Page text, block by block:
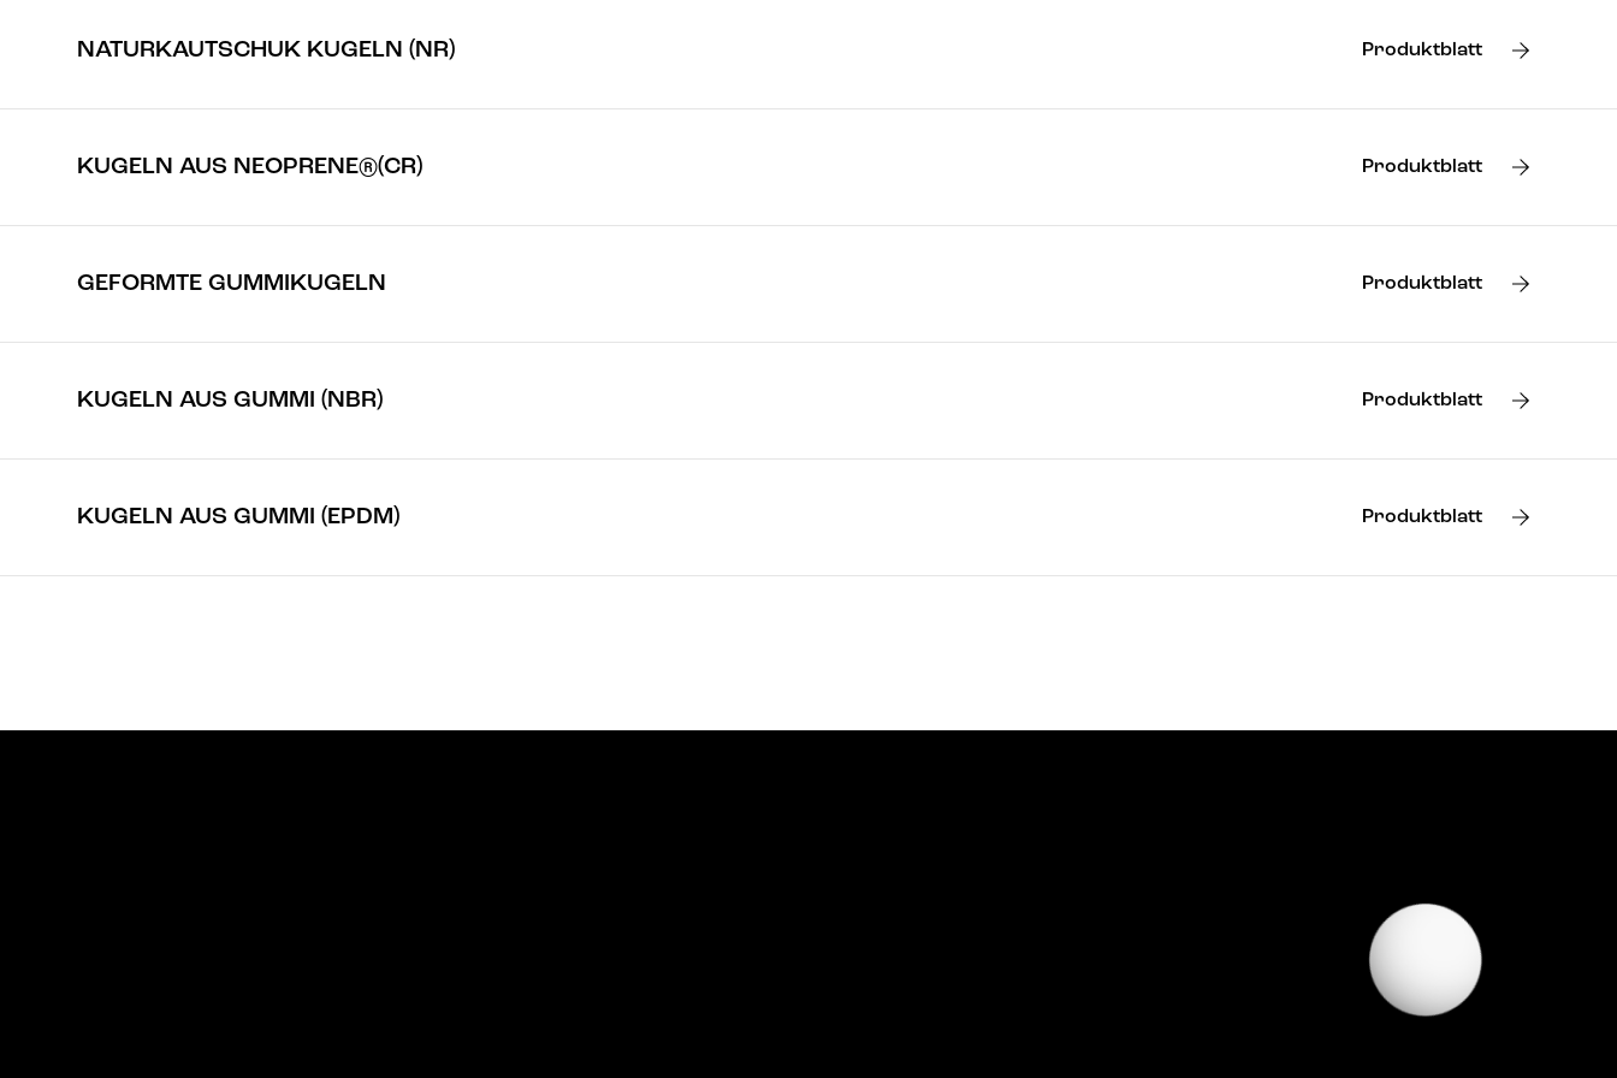
NATURKAUTSCHUK KUGELN (NR) Produktblatt
KUGELN AUS NEOPRENE®(CR) Produktblatt
GEFORMTE GUMMIKUGELN Produktblatt
KUGELN AUS GUMMI (NBR) Produktblatt
KUGELN AUS GUMMI (EPDM) Produktblatt